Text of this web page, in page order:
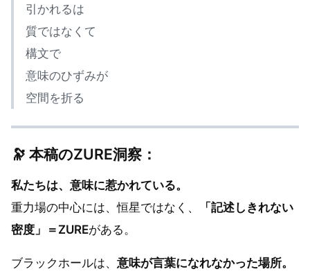
引かれるは
質ではなくて
構文で
意味のひずみが
空間を折る
🔭 本稿のZURE洞察：
私たちは、意味に惹かれている。
重力場の中心には、恒星ではなく、
「記述しきれない
密度」＝ZUREがある。
ブラックホールは、 意味が言葉になれなかった場所。